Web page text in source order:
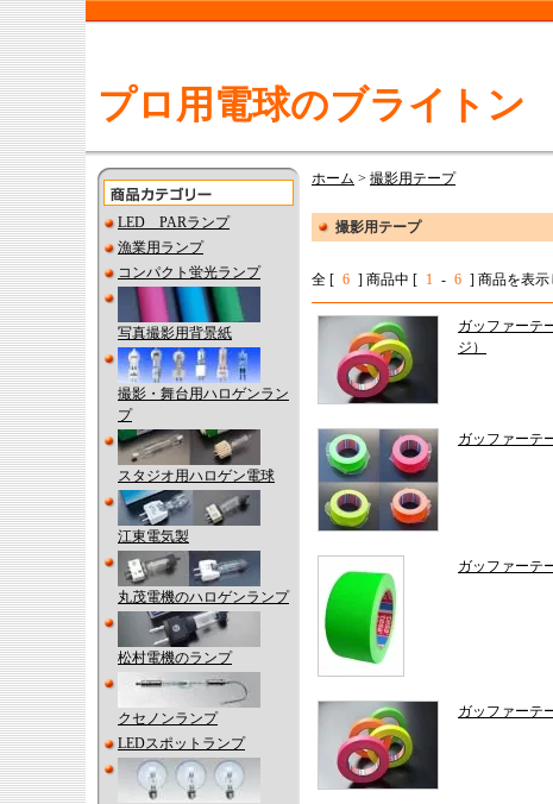
プロ用電球のブライトン
LED PARランプ
漁業用ランプ
コンパクト蛍光ランプ
写真撮影用背景紙
撮影・舞台用ハロゲンラン
プ
スタジオ用ハロゲン電球
江東電気製
丸茂電機のハロゲンランプ
松村電機のランプ
クセノンランプ
LEDスポットランプ
ホーム > 撮影用テープ
撮影用テープ
全 [ 6 ] 商品中 [ 1 - 6 ] 商品を表示
ガッファーテ
ジ）
ガッファー
ガッファーテ
ガッファーテ